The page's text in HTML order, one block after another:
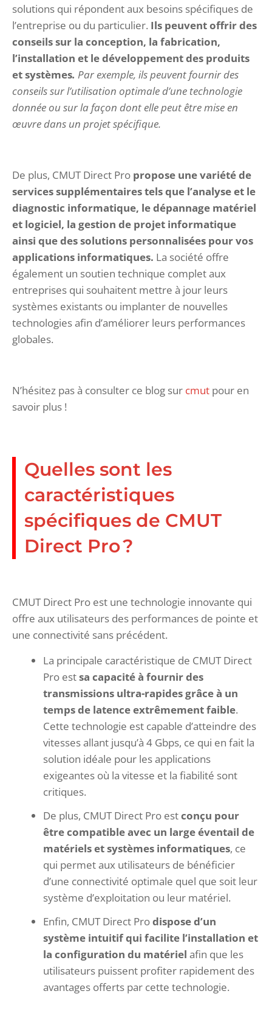
solutions qui répondent aux besoins spécifiques de
l’entreprise ou du particulier. Ils peuvent offrir des
conseils sur la conception, la fabrication,
l’installation et le développement des produits
et systèmes. Par exemple, ils peuvent fournir des
conseils sur l’utilisation optimale d’une technologie
donnée ou sur la façon dont elle peut être mise en
œuvre dans un projet spécifique.
De plus, CMUT Direct Pro propose une variété de
services supplémentaires tels que l’analyse et le
diagnostic informatique, le dépannage matériel
et logiciel, la gestion de projet informatique
ainsi que des solutions personnalisées pour vos
applications informatiques. La société offre
également un soutien technique complet aux
entreprises qui souhaitent mettre à jour leurs
systèmes existants ou implanter de nouvelles
technologies afin d’améliorer leurs performances
globales.
N’hésitez pas à consulter ce blog sur cmut pour en
savoir plus !
Quelles sont les
caractéristiques
spécifiques de CMUT
Direct Pro ?
CMUT Direct Pro est une technologie innovante qui
offre aux utilisateurs des performances de pointe et
une connectivité sans précédent.
La principale caractéristique de CMUT Direct
Pro estsa capacité à fournir des
transmissions ultra-rapides grâce à un
temps de latence extrêmement faible.
Cette technologie est capable d’atteindre des
vitesses allant jusqu’à 4 Gbps, ce qui en fait la
solution idéale pour les applications
exigeantes où la vitesse et la fiabilité sont
critiques.
De plus, CMUT Direct Pro estconçu pour
être compatible avec un large éventail de
matériels et systèmes informatiques, ce
qui permet aux utilisateurs de bénéficier
d’une connectivité optimale quel que soit leur
système d’exploitation ou leur matériel.
Enfin, CMUT Direct Prodispose d’un
système intuitif qui facilite l’installation et
la configuration du matériel afin que les
utilisateurs puissent profiter rapidement des
avantages offerts par cette technologie.